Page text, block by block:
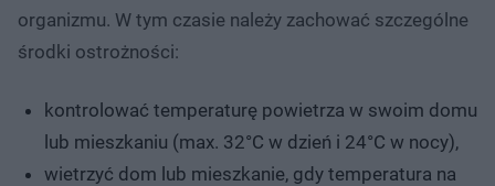
organizmu. W tym czasie należy zachować szczególne
środki ostrożności:
kontrolować temperaturę powietrza w swoim domu
lub mieszkaniu (max. 32°C w dzień i 24°C w nocy),
wietrzyć dom lub mieszkanie, gdy temperatura na